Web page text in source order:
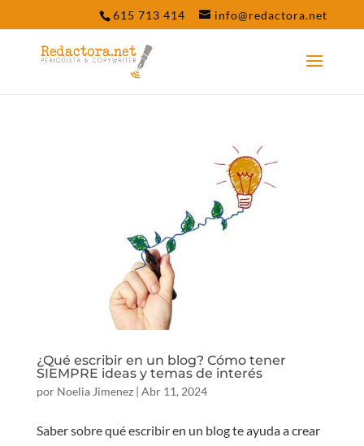
d201d751d8238b8458603c0f70c8e17c
615 713 414 info@redactora.net
¿Qué escribir en un blog? Cómo tener
SIEMPRE ideas y temas de interés
por Noelia Jimenez| Abr 11, 2024
Saber sobre qué escribir en un blog te ayuda a crear